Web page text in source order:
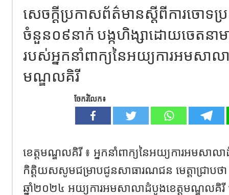
សេចក្ដីប្រកាសព័ត៌មានស្ដីពីការចោទប្
ចំនួន០៩នាក់ បង្កហិង្សាដោយចេតនា
របស់អ្នកនាំពាក្យនៃអយ្យការអមសាល
មណ្ឌលគិរី
ចែករំលែក៖
ខេត្តមណ្ឌលគិរី ៖ អ្នកនាំពាក្យនៃអយ្យការអមសាល
កិត្តិយសសូមជម្រាបជូនសាធារណជន មេត្តាជ្រាបថ
ឆ្នាំ២០២៤ អយ្យការអមសាលាដំបូងខេត្តមណ្ឌល